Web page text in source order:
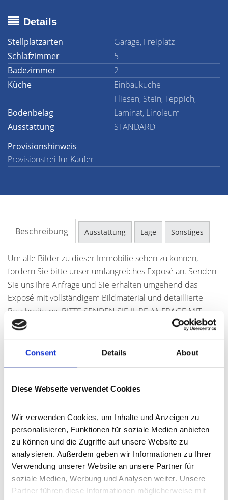
Consent Details About
Diese Webseite verwendet Cookies
Wir verwenden Cookies, um Inhalte und Anzeigen zu
personalisieren, Funktionen für soziale Medien anbieten
zu können und die Zugriffe auf unsere Website zu
analysieren. Außerdem geben wir Informationen zu Ihrer
Verwendung unserer Website an unsere Partner für
soziale Medien, Werbung und Analysen weiter. Unsere
Partner führen diese Informationen möglicherweise mit
Details
Stellplatzarten
Garage, Freiplatz
Schlafzimmer
5
Badezimmer
2
Küche
Einbauküche
Bodenbelag
Fliesen, Stein, Teppich,
Laminat, Linoleum
Ausstattung
STANDARD
Provisionshinweis
Provisionsfrei für Käufer
Beschreibung Ausstattung Lage Sonstiges
Um alle Bilder zu dieser Immobilie sehen zu können,
fordern Sie bitte unser umfangreiches Exposé an. Senden
Sie uns Ihre Anfrage und Sie erhalten umgehend das
Exposé mit vollständigem Bildmaterial und detaillierte
Beschreibung. BITTE SENDEN SIE IHRE ANFRAGE MIT
VOLLSTÄNDIGEN KONTAKTDATEN!
Ansprechpartner
Website besuchen